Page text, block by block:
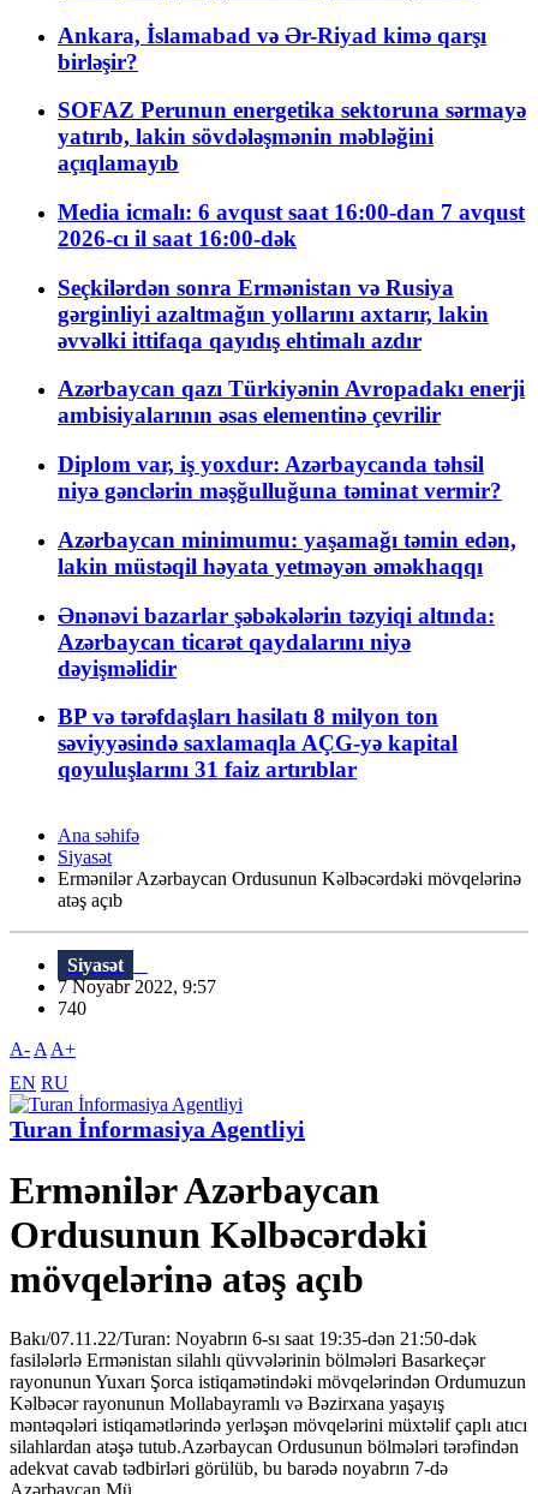
Ankara, İslamabad və Ər-Riyad kimə qarşı
birləşir?
SOFAZ Perunun energetika sektoruna sərmayə
yatırıb, lakin sövdələşmənin məbləğini
açıqlamayıb
Media icmalı: 6 avqust saat 16:00-dan 7 avqust
2026-cı il saat 16:00-dək
Seçkilərdən sonra Ermənistan və Rusiya
gərginliyi azaltmağın yollarını axtarır, lakin
əvvəlki ittifaqa qayıdış ehtimalı azdır
Azərbaycan qazı Türkiyənin Avropadakı enerji
ambisiyalarının əsas elementinə çevrilir
Diplom var, iş yoxdur: Azərbaycanda təhsil
niyə gənclərin məşğulluğuna təminat vermir?
Azərbaycan minimumu: yaşamağı təmin edən,
lakin müstəqil həyata yetməyən əməkhaqqı
Ənənəvi bazarlar şəbəkələrin təzyiqi altında:
Azərbaycan ticarət qaydalarını niyə
dəyişməlidir
BP və tərəfdaşları hasilatı 8 milyon ton
səviyyəsində saxlamaqla AÇG-yə kapital
qoyuluşlarını 31 faiz artırıblar
Ana səhifə
Siyasət
Ermənilər Azərbaycan Ordusunun Kəlbəcərdəki mövqelərinə
atəş açıb
Siyasət
7 Noyabr 2022, 9:57
740
A- A A+
EN RU
Turan İnformasiya Agentliyi
Ermənilər Azərbaycan
Ordusunun Kəlbəcərdəki
mövqelərinə atəş açıb
Bakı/07.11.22/Turan: Noyabrın 6-sı saat 19:35-dən 21:50-dək
fasilələrlə Ermənistan silahlı qüvvələrinin bölmələri Basarkeçər
rayonunun Yuxarı Şorca istiqamətindəki mövqelərindən Ordumuzun
Kəlbəcər rayonunun Mollabayramlı və Bəzirxana yaşayış
məntəqələri istiqamətlərində yerləşən mövqelərini müxtəlif çaplı atıcı
silahlardan atəşə tutub.Azərbaycan Ordusunun bölmələri tərəfindən
adekvat cavab tədbirləri görülüb, bu barədə noyabrın 7-də
Azərbaycan Mü...